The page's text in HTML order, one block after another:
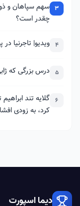
3 سهم سپاهان و
چقدر است؟
4 ویدیو| تاجرنیا
5 درس بزرگی که
6 گلایه تند
کرد، به زودی
دیما اسپورت